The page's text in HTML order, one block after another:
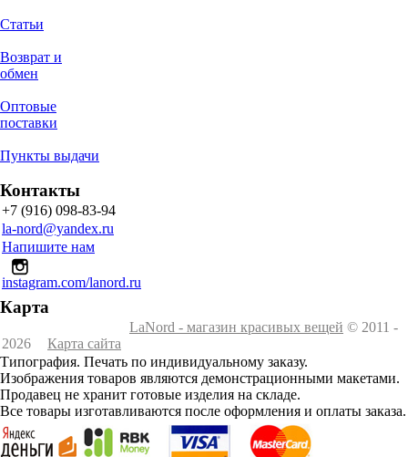
Статьи
Возврат и
обмен
Оптовые
поставки
Пункты выдачи
Контакты
+7 (916) 098-83-94
la-nord@yandex.ru
Напишите нам
instagram.com/lanord.ru
Карта
LaNord - магазин красивых вещей © 2011 -
2026
Карта сайта
Типография. Печать по индивидуальному заказу.
Изображения товаров являются демонстрационными макетами.
Продавец не хранит готовые изделия на складе.
Все товары изготавливаются после оформления и оплаты заказа.